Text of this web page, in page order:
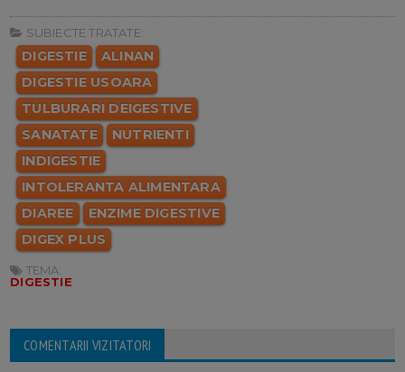
SUBIECTE TRATATE:
DIGESTIE
ALINAN
DIGESTIE USOARA
TULBURARI DEIGESTIVE
SANATATE
NUTRIENTI
INDIGESTIE
INTOLERANTA ALIMENTARA
DIAREE
ENZIME DIGESTIVE
DIGEX PLUS
TEMA:
DIGESTIE
COMENTARII VIZITATORI